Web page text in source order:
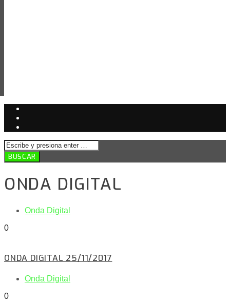
ONDA DIGITAL
Onda Digital
0
ONDA DIGITAL 25/11/2017
Onda Digital
0